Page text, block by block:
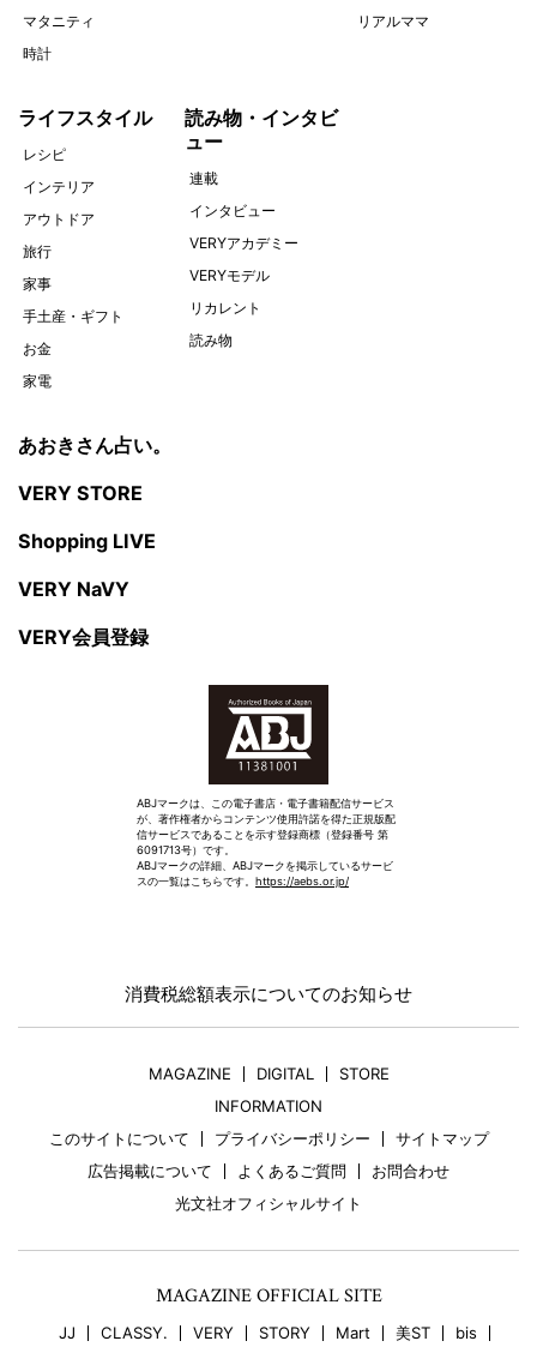
マタニティ
時計
リアルママ
ライフスタイル
レシピ
インテリア
アウトドア
旅行
家事
手土産・ギフト
お金
家電
読み物・インタビ
ュー
連載
インタビュー
VERYアカデミー
VERYモデル
リカレント
読み物
あおきさん占い。
VERY STORE
Shopping LIVE
VERY NaVY
VERY会員登録
ABJマークは、この電子書店・電子書籍配信サービス
が、著作権者からコンテンツ使用許諾を得た正規版配
信サービスであることを示す登録商標（登録番号 第
6091713号）です。
ABJマークの詳細、ABJマークを掲示しているサービ
スの一覧はこちらです。 https://aebs.or.jp/
消費税総額表示についてのお知らせ
MAGAZINE DIGITAL
STORE
INFORMATION
このサイトについて
プライバシーポリシー
サイトマップ
広告掲載について
よくあるご質問
お問合わせ
光文社オフィシャルサイト
MAGAZINE OFFICIAL SITE
JJ CLASSY. VERY STORY Mart 美ST bis